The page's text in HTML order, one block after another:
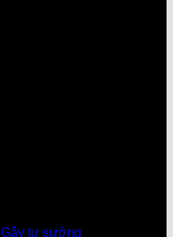
tự sướng